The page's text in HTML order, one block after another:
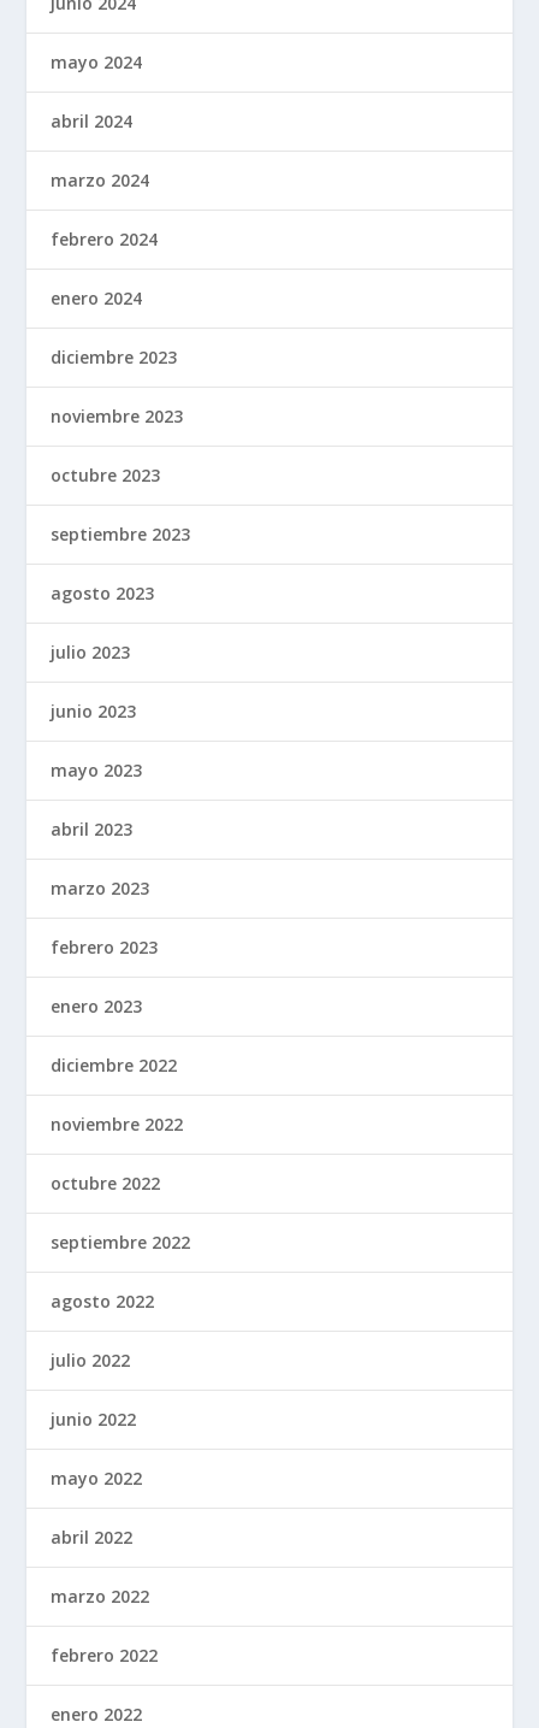
mayo 2024
abril 2024
marzo 2024
febrero 2024
enero 2024
diciembre 2023
noviembre 2023
octubre 2023
septiembre 2023
agosto 2023
julio 2023
junio 2023
mayo 2023
abril 2023
marzo 2023
febrero 2023
enero 2023
diciembre 2022
noviembre 2022
octubre 2022
septiembre 2022
agosto 2022
julio 2022
junio 2022
mayo 2022
abril 2022
marzo 2022
febrero 2022
enero 2022